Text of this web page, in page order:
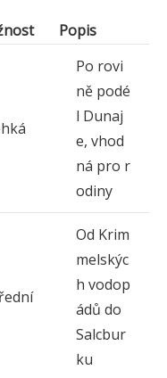
Popis
Po rovi
ně podé
l Dunaj
e, vhod
ná pro r
odiny
Od Krim
melskýc
h vodop
ádů do
Salcbur
ku